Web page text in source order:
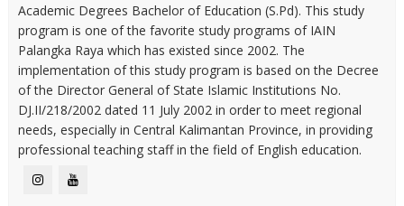
Academic Degrees Bachelor of Education (S.Pd). This study
program is one of the favorite study programs of IAIN
Palangka Raya which has existed since 2002. The
implementation of this study program is based on the Decree
of the Director General of State Islamic Institutions No.
DJ.II/218/2002 dated 11 July 2002 in order to meet regional
needs, especially in Central Kalimantan Province, in providing
professional teaching staff in the field of English education.